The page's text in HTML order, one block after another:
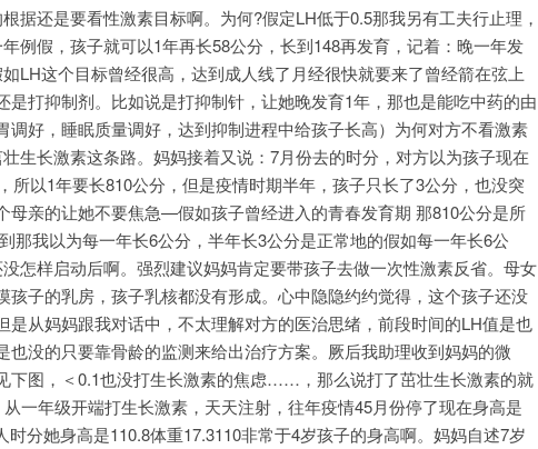
据还是要看性激素目标啊。为何?假定LH低于0.5那我另有工夫行止理，
例假，孩子就可以1年再长58公分，长到148再发育，记着：晚一年发
LH这个目标曾经很高，达到成人线了月经很快就要来了曾经箭在弦上
是打抑制剂。比如说是打抑制针，让她晚发育1年，那也是能吃中药的由
调好，睡眠质量调好，达到抑制进程中给孩子长高）为何对方不看激素
生长激素这条路。妈妈接着又说：7月份去的时分，对方以为孩子现在
所以1年要长810公分，但是疫情时期半年，孩子只长了3公分，也没突
母亲的让她不要焦急—假如孩子曾经进入的青春发育期 那810公分是所
那我以为每一年长6公分，半年长3公分是正常地的假如每一年长6公
怎样启动后啊。强烈建议妈妈肯定要带孩子去做一次性激素反省。母女
孩子的乳房，孩子乳核都没有形成。心中隐隐约约觉得，这个孩子还没
是从妈妈跟我对话中，不太理解对方的医治思绪，前段时间的LH值是也
也没的只要靠骨龄的监测来给出治疗方案。厥后我助理收到妈妈的微
下图，＜0.1也没打生长激素的焦虑……，那么说打了茁壮生长激素的就
一年级开端打生长激素，天天注射，往年疫情45月份停了现在身高是
时分她身高是110.8体重17.3110非常于4岁孩子的身高啊。妈妈自述7岁